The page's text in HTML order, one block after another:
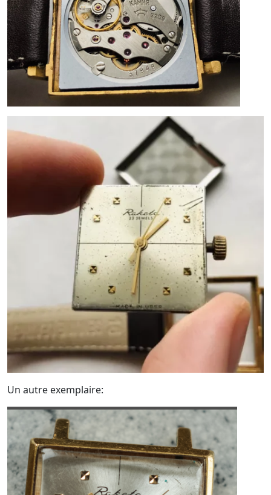
Un autre exemplaire: